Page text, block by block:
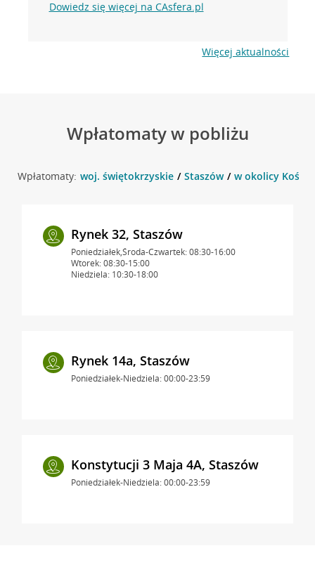
Dowiedz się więcej na CAsfera.pl
Więcej aktualności
Wpłatomaty w pobliżu
Wpłatomaty: woj. świętokrzyskie Staszów w okolicy
Rynek 32, Staszów
Poniedziałek,Środa-Czwartek: 08:30-16:00
Wtorek: 08:30-15:00
Niedziela: 10:30-18:00
Rynek 14a, Staszów
Poniedziałek-Niedziela: 00:00-23:59
Konstytucji 3 Maja 4A, Staszów
Poniedziałek-Niedziela: 00:00-23:59